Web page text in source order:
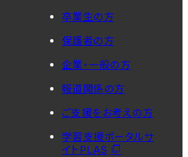
卒業生の方
保護者の方
企業・一般の方
報道関係の方
ご支援をお考えの方
学習支援ポータルサ
イトPLAS